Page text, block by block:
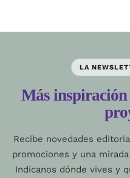
LA
Más
Recibe novedades
promociones y una
Indícanos dónde vives y